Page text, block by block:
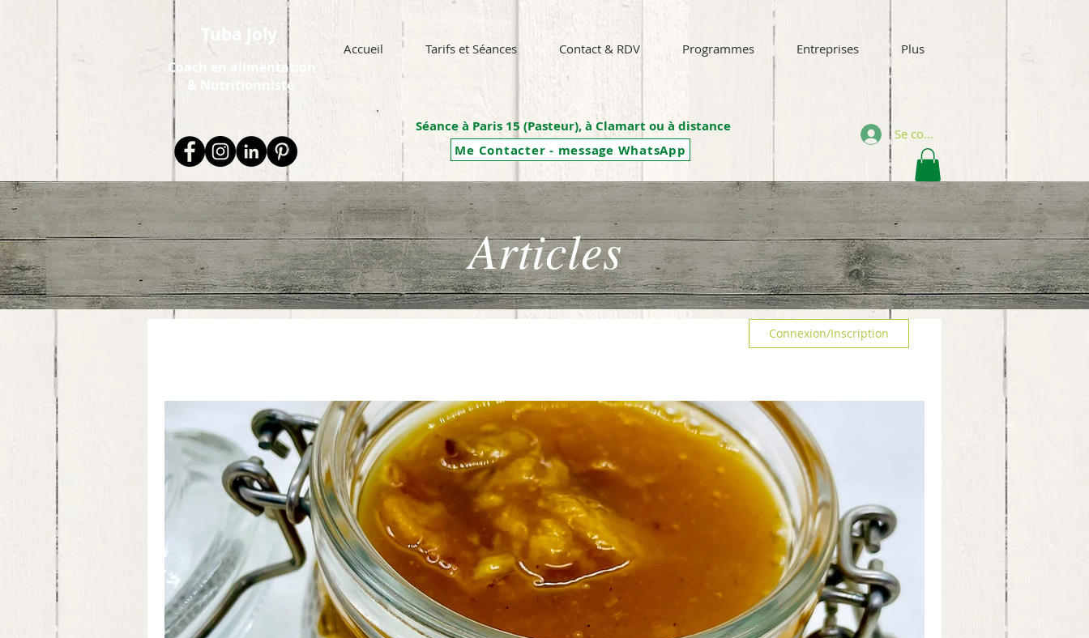
Tuba Joly
Coach en alimentation
& Nutritionniste
Accueil Tarifs et Séances Contact & RDV Programmes Entreprises Plus
Séance à Paris 15 (Pasteur), à Clamart ou à distance
Me Contacter - message WhatsApp
Se connecter
Articles
Connexion/Inscription